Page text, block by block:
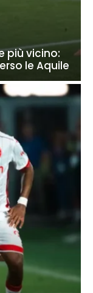
più vicino:
le Aquile